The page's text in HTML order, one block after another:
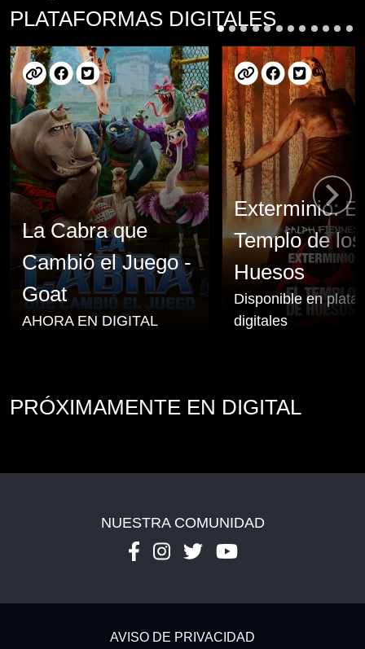
PLATAFORMAS DIGITALES
La Cabra que
Cambió el Juego -
Goat
AHORA EN DIGITAL
Exterminio: El
Templo de los
Huesos
Disponible en
digitales
PRÓXIMAMENTE EN DIGITAL
NUESTRA COMUNIDAD
Footer - SubfooterAVISO DE PRIVACIDAD